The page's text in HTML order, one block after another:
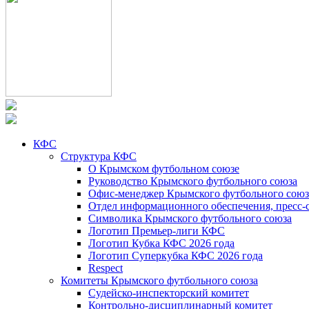
КФС
Структура КФС
О Крымском футбольном союзе
Руководство Крымского футбольного союза
Офис-менеджер Крымского футбольного
Отдел информационного обеспечения, пресс-
Символика Крымского футбольного союза
Логотип Премьер-лиги КФС
Логотип Кубка КФС 2026 года
Логотип Суперкубка КФС 2026 года
Respect
Комитеты Крымского футбольного союза
Судейско-инспекторский комитет
Контрольно-дисциплинарный комитет